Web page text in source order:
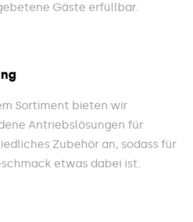
Gäste erfüllbar.
Sortiment bieten wir
Antriebslösungen für
Zubehör an, sodass für
etwas dabei ist.